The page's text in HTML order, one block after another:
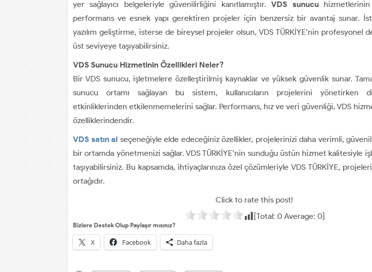
yer sağlayıcı belgeleriyle güvenilirliğini kanıtlamıştır.VDS sunucuhizmetlerinin
performans ve esnek yapı gerektiren projeler için benzersiz bir avantaj sunar.
yazılım geliştirme, isterse de bireysel projeler olsun, VDS TÜRKİYE’nin profesyonel
üst seviyeye taşıyabilirsiniz.
VDS Sunucu Hizmetinin Özellikleri Neler?
Bir VDS sunucu, işletmelere özelleştirilmiş kaynaklar ve yüksek güvenlik sunar.
sunucu ortamı sağlayan bu sistem, kullanıcıların projelerini yönetirken
etkinliklerinden etkilenmemelerini sağlar. Performans, hız ve veri güvenliği, VDS
özelliklerindendir.
VDS satın al seçeneğiyle elde edeceğiniz özellikler, projelerinizi daha verimli,
bir ortamda yönetmenizi sağlar. VDS TÜRKİYE’nin sunduğu üstün hizmet kalitesiyle
taşıyabilirsiniz. Bu kapsamda, ihtiyaçlarınıza özel çözümleriyle VDS TÜRKİYE,
ortağıdır.
Click to rate this post!
[Total: 0Average: 0]
Bizlere Destek Olup Paylaşır mısınız?
X Facebook Daha fazla